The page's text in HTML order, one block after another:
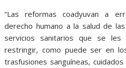
“Las reformas coadyuvan a
derecho humano a la salud de
servicios sanitarios que se
restringir, como puede ser en
trasfusiones sanguíneas,